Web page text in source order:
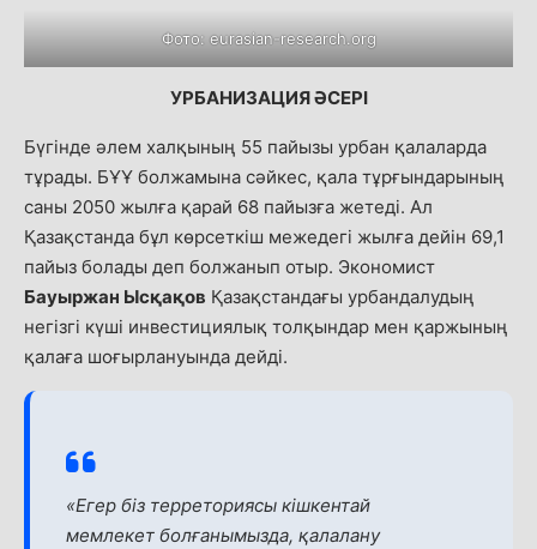
Фото: eurasian-research.org
УРБАНИЗАЦИЯ ӘСЕРІ
Бүгінде әлем халқының 55 пайызы урбан қалаларда
тұрады. БҰҰ болжамына сәйкес, қала тұрғындарының
саны 2050 жылға қарай 68 пайызға жетеді. Ал
Қазақстанда бұл көрсеткіш межедегі жылға дейін 69,1
пайыз болады деп болжанып отыр. Экономист
Бауыржан Ысқақов Қазақстандағы урбандалудың
негізгі күші инвестициялық толқындар мен қаржының
қалаға шоғырлануында дейді.
«Егер біз терреториясы кішкентай
мемлекет болғанымызда, қалалану